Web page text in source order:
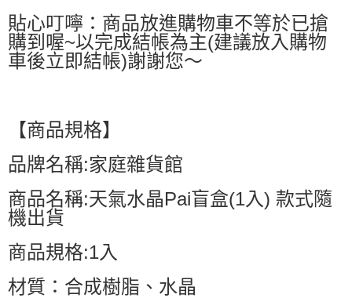
貼心叮嚀：商品放進購物車不等於已搶
購到喔~以完成結帳為主(建議放入購物
車後立即結帳)謝謝您～
【商品規格】
品牌名稱:家庭雜貨館
商品名稱:天氣水晶Pai盲盒(1入) 款式隨
機出貨
商品規格:1入
材質：合成樹脂、水晶